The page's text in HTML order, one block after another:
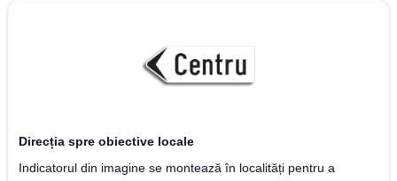
Direcția spre obiective locale
Indicatorul din imagine se montează în localități pentru a